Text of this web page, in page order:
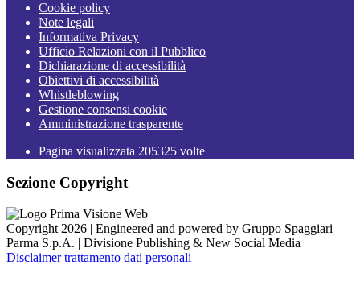
Cookie policy
Note legali
Informativa Privacy
Ufficio Relazioni con il Pubblico
Dichiarazione di accessibilità
Obiettivi di accessibilità
Whistleblowing
Gestione consensi cookie
Amministrazione trasparente
Pagina visualizzata 205325 volte
Sezione Copyright
Copyright 2026 | Engineered and powered by Gruppo Spaggiari
Parma S.p.A. | Divisione Publishing & New Social Media
Disclaimer trattamento dati personali